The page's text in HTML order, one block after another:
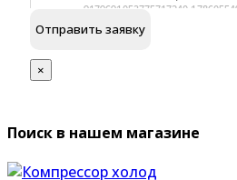
×
Поиск в нашем магазине